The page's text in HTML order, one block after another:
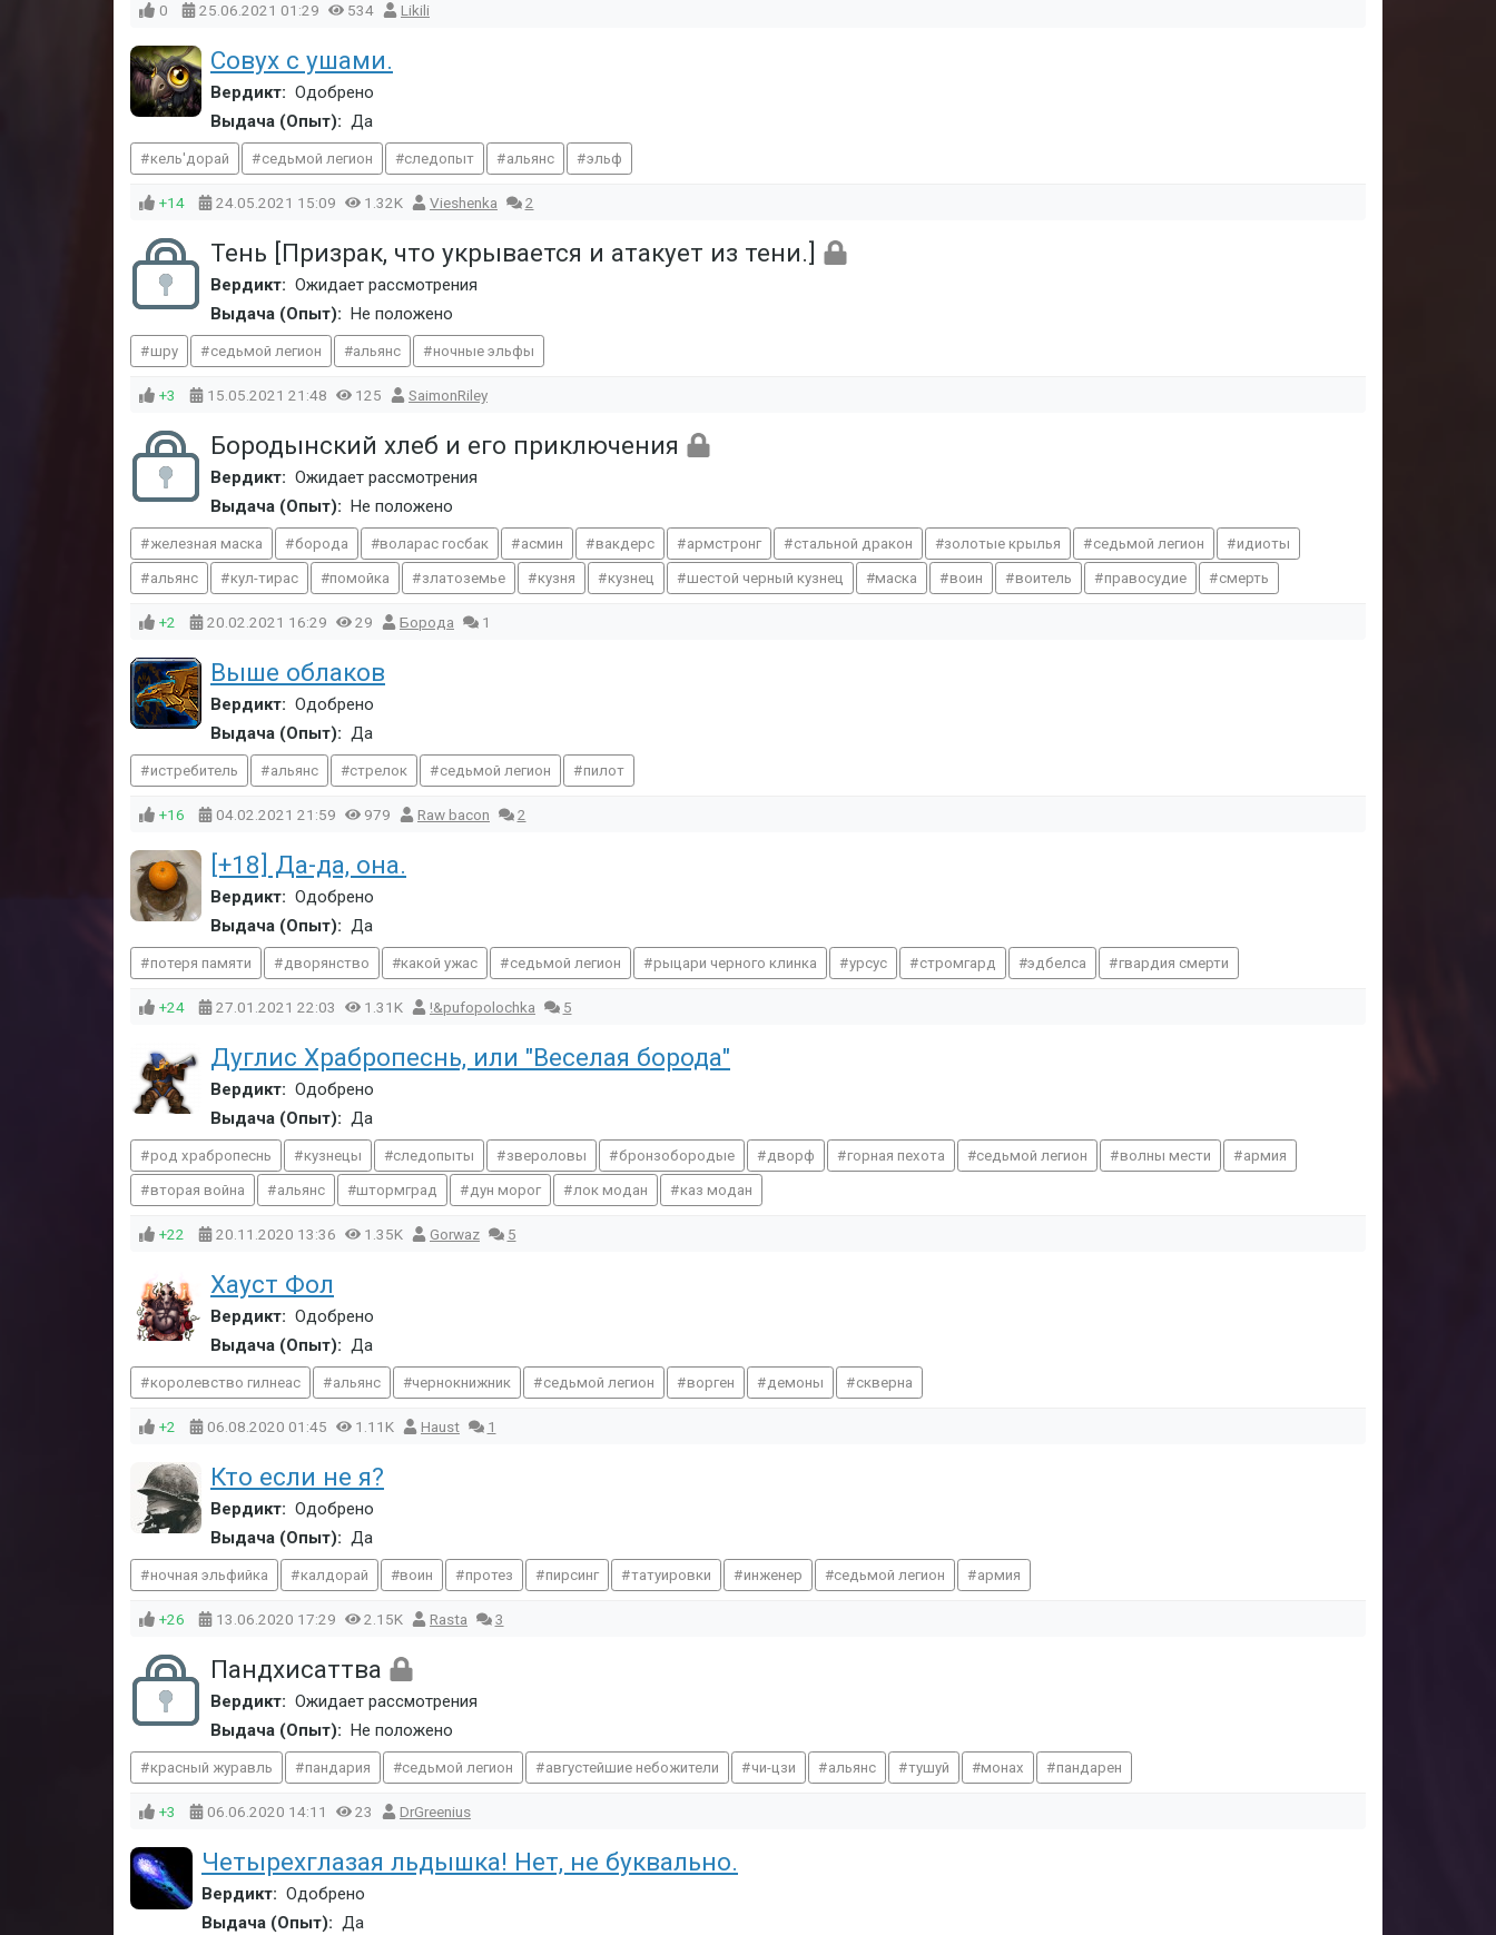
0 25.06.2021 01:29 534 Likili
Совух с ушами.
Вердикт: Одобрено
Выдача (Опыт): Да
кель'дорай седьмой легион следопыт альянс эльф
+14 24.05.2021 15:09 1.32K Vieshenka 2
Тень [Призрак, что укрывается и атакует из тени.]
Вердикт: Ожидает рассмотрения
Выдача (Опыт): Не положено
шру седьмой легион альянс ночные эльфы
+3 15.05.2021 21:48 125 SaimonRiley
Бородынский хлеб и его приключения
Вердикт: Ожидает рассмотрения
Выдача (Опыт): Не положено
железная маска борода воларас госбак асмин вакдерс армстронг стальной дракон золотые крылья седьмой легион идиоты
альянс кул-тирас помойка златоземье кузня кузнец шестой черный кузнец маска воин воитель правосудие смерть
+2 20.02.2021 16:29 29 Борода 1
Выше облаков
Вердикт: Одобрено
Выдача (Опыт): Да
истребитель альянс стрелок седьмой легион пилот
+16 04.02.2021 21:59 979 Raw bacon 2
[+18] Да-да, она.
Вердикт: Одобрено
Выдача (Опыт): Да
потеря памяти дворянство какой ужас седьмой легион рыцари черного клинка урсус стромгард эдбелса гвардия смерти
+24 27.01.2021 22:03 1.31K !&pufopolochka 5
Дуглис Храбропеснь, или "Веселая борода"
Вердикт: Одобрено
Выдача (Опыт): Да
род храбропеснь кузнецы следопыты звероловы бронзобородые дворф горная пехота седьмой легион волны мести армия
вторая война альянс штормград дун морог лок модан каз модан
+22 20.11.2020 13:36 1.35K Gorwaz 5
Хауст Фол
Вердикт: Одобрено
Выдача (Опыт): Да
королевство гилнеас альянс чернокнижник седьмой легион ворген демоны скверна
+2 06.08.2020 01:45 1.11K Haust 1
Кто если не я?
Вердикт: Одобрено
Выдача (Опыт): Да
ночная эльфийка калдорай воин протез пирсинг татуировки инженер седьмой легион армия
+26 13.06.2020 17:29 2.15K Rasta 3
Пандхисаттва
Вердикт: Ожидает рассмотрения
Выдача (Опыт): Не положено
красный журавль пандария седьмой легион августейшие небожители чи-цзи альянс тушуй монах пандарен
+3 06.06.2020 14:11 23 DrGreenius
Четырехглазая льдышка! Нет, не буквально.
Вердикт: Одобрено
Выдача (Опыт): Да